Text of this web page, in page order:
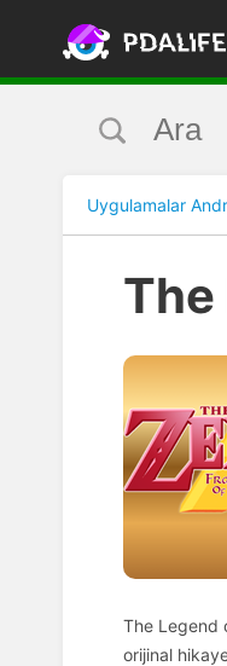
Uygulamalar
The
The Legend
orijinal